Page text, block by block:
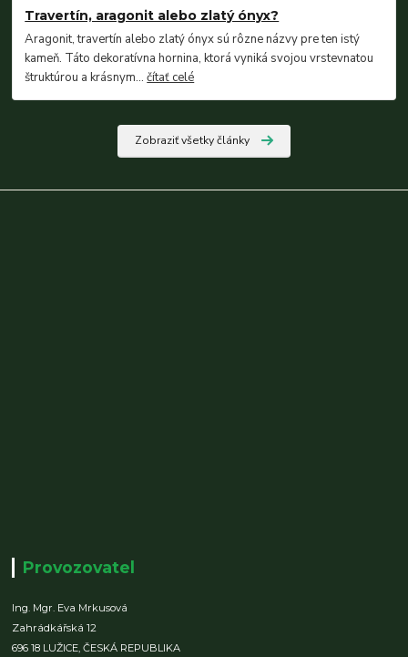
Travertín, aragonit alebo zlatý ónyx?
Aragonit, travertín alebo zlatý ónyx sú rôzne názvy pre ten istý
kameň. Táto dekoratívna hornina, ktorá vyniká svojou vrstevnatou
štruktúrou a krásnym...čítať celé
Zobraziť všetky články
Provozovatel
Ing. Mgr. Eva Mrkusová
Zahrádkářská 12
696 18 LUŽICE,ČESKÁ REPUBLIKA